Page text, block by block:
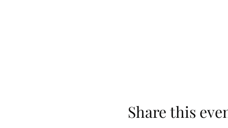
Share this